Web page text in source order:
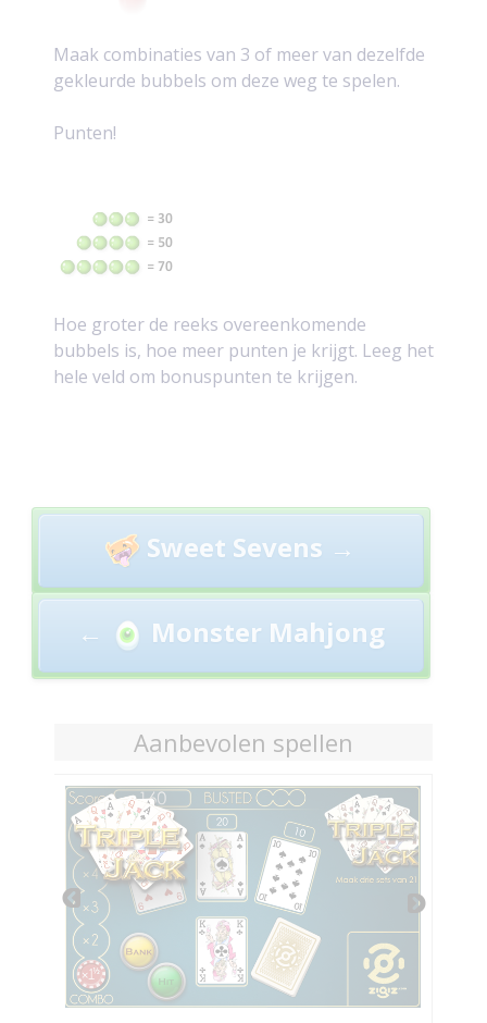
Maak combinaties van 3 of meer van dezelfde
gekleurde bubbels om deze weg te spelen.
Punten!
Hoe groter de reeks overeenkomende
bubbels is, hoe meer punten je krijgt. Leeg het
hele veld om bonuspunten te krijgen.
Post
navigationSweet Sevens →
← Monster Mahjong
Aanbevolen spellen